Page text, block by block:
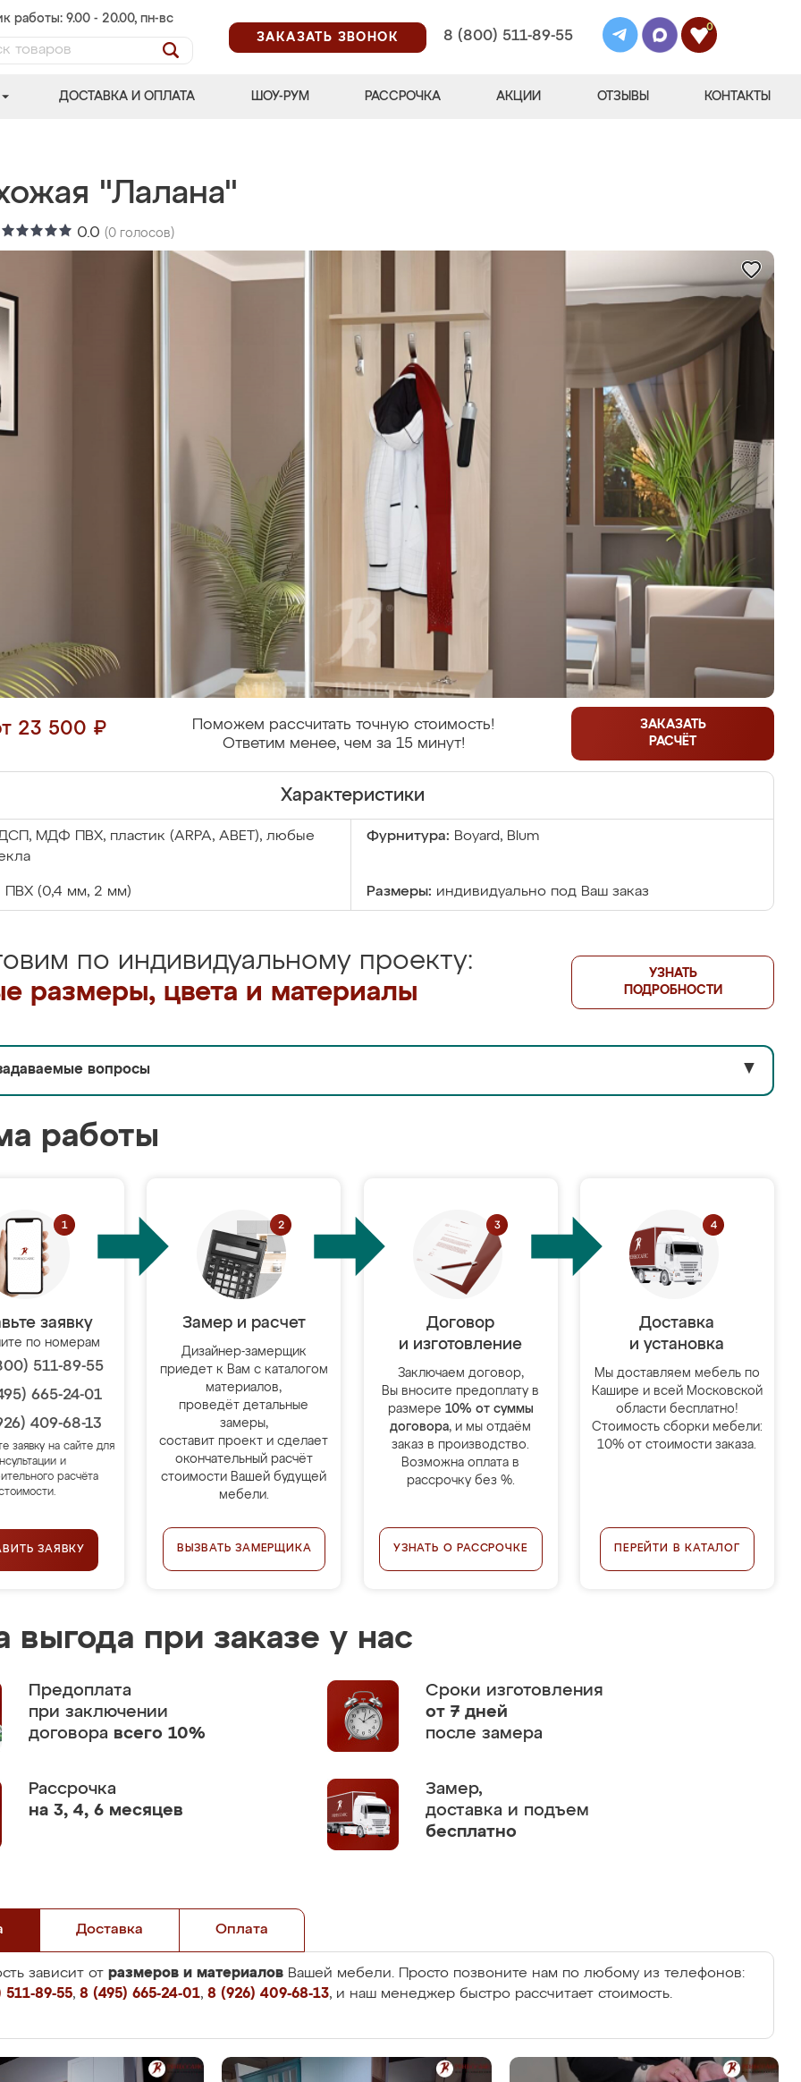
работы: 9.00 - 20.00, пн-вс
ЗАКАЗАТЬ ЗВОНОК
8 (800) 511-89-55
0
ДОСТАВКА И ОПЛАТА ШОУ-РУМ РАССРОЧКА АКЦИИ ОТЗЫВЫ КОНТАКТЫ
"Лалана"
0.0 (0 голосов)
23 500 ₽
Поможем рассчитать точную стоимость!
Ответим менее, чем за 15 минут!
ЗАКАЗАТЬ
РАСЧЁТ
Характеристики
МДФ ПВХ, пластик (ARPA, ABET), любые
Фурнитура: Boyard, Blum
ПВХ (0,4 мм, 2 мм) Размеры: индивидуально под Ваш заказ
по индивидуальному проекту:
размеры, цвета и материалы
УЗНАТЬ
ПОДРОБНОСТИ
вопросы ▼
работы
заявку
по номерам
511-89-55
665-24-01
409-68-13
заявку на сайте для
и
расчёта
ЗАЯВКУ
Замер и расчет
Дизайнер-замерщик
приедет к Вам с каталогом
материалов,
проведёт детальные
замеры,
составит проект и сделает
окончательный расчёт
стоимости Вашей будущей
мебели.
ВЫЗВАТЬ ЗАМЕРЩИКА
Договор
и изготовление
Заключаем договор,
Вы вносите предоплату в
размере 10% от суммы
договора, и мы отдаём
заказ в производство.
Возможна оплата в
рассрочку без %.
УЗНАТЬ О РАССРОЧКЕ
Доставка
и установка
Мы доставляем мебель по
Кашире и всей Московской
области бесплатно!
Стоимость сборки мебели:
10% от стоимости заказа.
ПЕРЕЙТИ В КАТАЛОГ
выгода при заказе у нас
Предоплата
при заключении
договора всего 10%
Сроки изготовления
от 7 дней
после замера
Рассрочка
на 3, 4, 6 месяцев
Замер,
доставка и подъем
бесплатно
Доставка Оплата
зависит от размеров и материалов Вашей мебели. Просто позвоните нам по любому из телефонов:
89-55, 8 (495) 665-24-01, 8 (926) 409-68-13, и наш менеджер быстро рассчитает стоимость.